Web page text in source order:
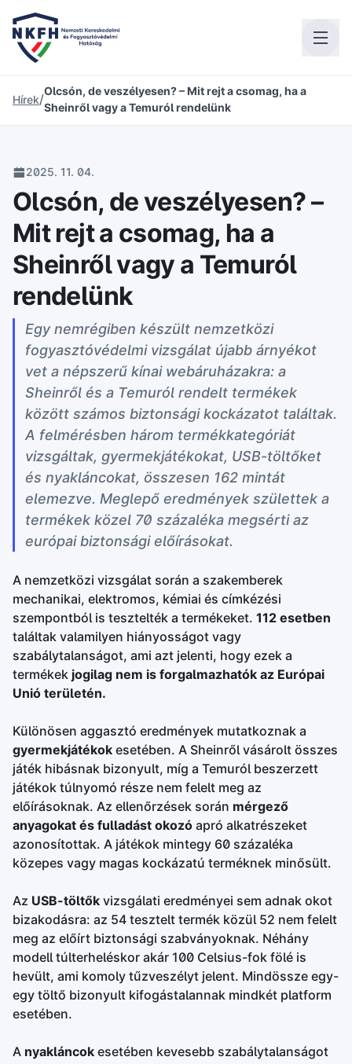
Hírek/
Olcsón, de veszélyesen? – Mit rejt a csomag, ha a
Sheinről vagy a Temuról rendelünk
2025. 11. 04.
Olcsón, de veszélyesen? –
Mit rejt a csomag, ha a
Sheinről vagy a Temuról
rendelünk
Egy nemrégiben készült nemzetközi
fogyasztóvédelmi vizsgálat újabb árnyékot
vet a népszerű kínai webáruházakra: a
Sheinről és a Temuról rendelt termékek
között számos biztonsági kockázatot találtak.
A felmérésben három termékkategóriát
vizsgáltak, gyermekjátékokat, USB-töltőket
és nyakláncokat, összesen 162 mintát
elemezve. Meglepő eredmények születtek a
termékek közel 70 százaléka megsérti az
európai biztonsági előírásokat.
A nemzetközi vizsgálat során a szakemberek
mechanikai, elektromos, kémiai és címkézési
szempontból is tesztelték a termékeket. 112 esetben
találtak valamilyen hiányosságot vagy
szabálytalanságot, ami azt jelenti, hogy ezek a
termékek jogilag nem is forgalmazhatók az Európai
Unió területén.
Különösen aggasztó eredmények mutatkoznak a
gyermekjátékok esetében. A Sheinről vásárolt összes
játék hibásnak bizonyult, míg a Temuról beszerzett
játékok túlnyomó része nem felelt meg az
előírásoknak. Az ellenőrzések során mérgező
anyagokat és fulladást okozó apró alkatrészeket
azonosítottak. A játékok mintegy 60 százaléka
közepes vagy magas kockázatú terméknek minősült.
Az USB-töltők vizsgálati eredményei sem adnak okot
bizakodásra: az 54 tesztelt termék közül 52 nem felelt
meg az előírt biztonsági szabványoknak. Néhány
modell túlterheléskor akár 100 Celsius-fok fölé is
hevült, ami komoly tűzveszélyt jelent. Mindössze egy-
egy töltő bizonyult kifogástalannak mindkét platform
esetében.
A nyakláncok esetében kevesebb szabálytalanságot